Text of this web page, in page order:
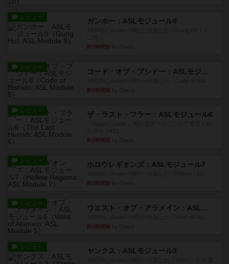
レビュー ガンホー：ASLモジュール9
約3時間前
レビュー
コード・オブ・ブシドー：ASLモジュール8
約3時間前
レビュー ザ・ラスト・フラー：ASLモジュール6
約3時間前
レビュー ホロウレギオンズ：ASLモジュール7
約3時間前
レビュー
ウエスト・オブ・アラメイン：ASLモジュール5
約3時間前
レビュー ヤンクス：ASLモジュール3